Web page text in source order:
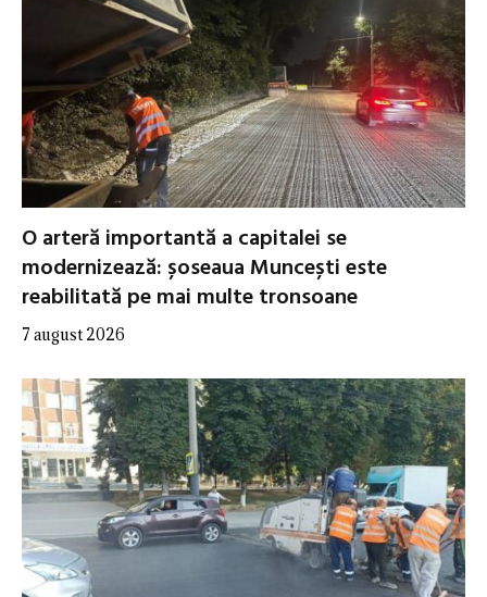
O arteră importantă a capitalei se
modernizează: șoseaua Muncești este
reabilitată pe mai multe tronsoane
7 august 2026